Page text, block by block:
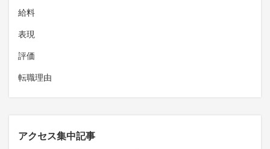
給料
表現
評価
転職理由
アクセス集中記事